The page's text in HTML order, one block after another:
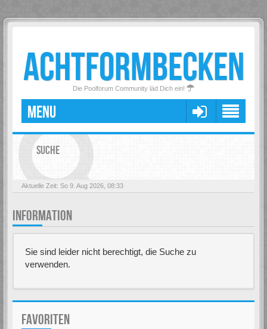
ACHTFORMBECKEN
Die Poolforum Community läd Dich ein!
MENU
SUCHE
Aktuelle Zeit: So 9. Aug 2026, 08:33
INFORMATION
Sie sind leider nicht berechtigt, die Suche zu
verwenden.
FAVORITEN